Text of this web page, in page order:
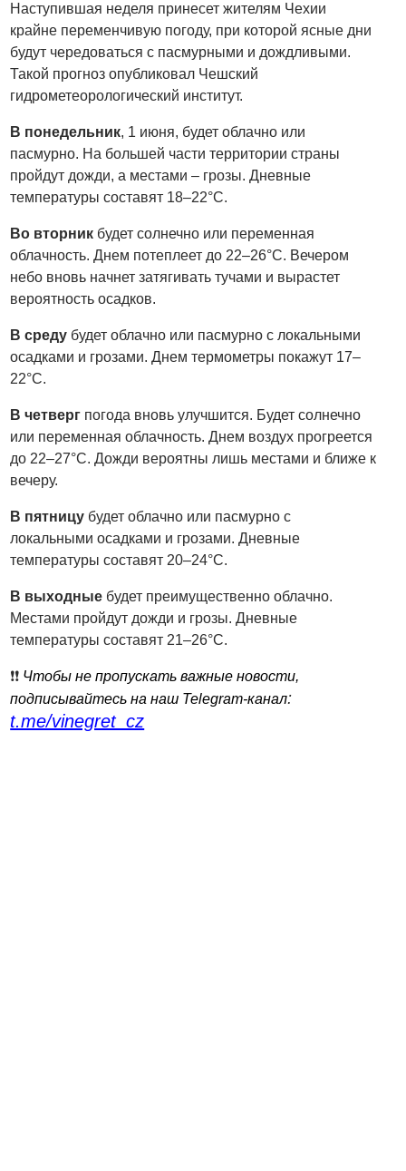
Наступившая неделя принесет жителям Чехии
крайне переменчивую погоду, при которой ясные дни
будут чередоваться с пасмурными и дождливыми.
Такой прогноз опубликовал Чешский
гидрометеорологический институт.
В понедельник, 1 июня, будет облачно или
пасмурно. На большей части территории страны
пройдут дожди, а местами – грозы. Дневные
температуры составят 18–22°C.
Во вторник будет солнечно или переменная
облачность. Днем потеплеет до 22–26°C. Вечером
небо вновь начнет затягивать тучами и вырастет
вероятность осадков.
В среду будет облачно или пасмурно с локальными
осадками и грозами. Днем термометры покажут 17–
22°C.
В четверг погода вновь улучшится. Будет солнечно
или переменная облачность. Днем воздух прогреется
до 22–27°C. Дожди вероятны лишь местами и ближе к
вечеру.
В пятницу будет облачно или пасмурно с
локальными осадками и грозами. Дневные
температуры составят 20–24°C.
В выходные будет преимущественно облачно.
Местами пройдут дожди и грозы. Дневные
температуры составят 21–26°C.
❗️❗️ Чтобы не пропускать важные новости,
подписывайтесь на наш Telegram-канал:
t.me/vinegret_cz